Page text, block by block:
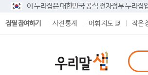
이 누리집은 대한민국 공식 전자정부 누리집
집필 참여하기 사전 통계 어휘 지도 작은